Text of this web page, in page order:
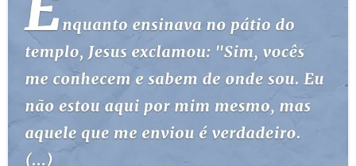
TEMAS
PERGUNTE À BÍBLIA IA
TERMO BÍBLICO JOGOS
QUEM SOMOS